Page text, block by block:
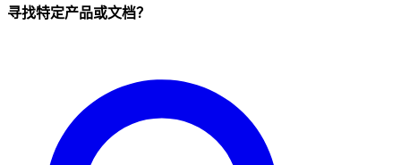
寻找特定产品或文档？